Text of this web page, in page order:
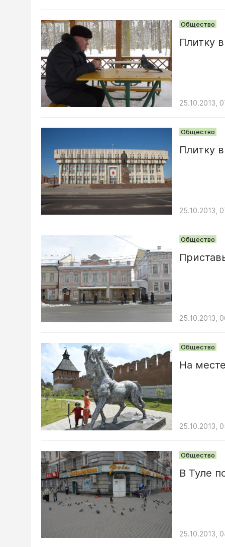
Общество
Плитку
25.10.2013,
Общество
Плитку
25.10.2013,
Общество
25.10.2013,
Общество
На
25.10.2013,
Общество
В Туле
25.10.2013,